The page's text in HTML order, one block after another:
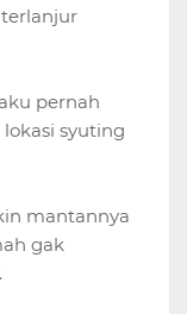
terlanjur
pernah
syuting
mantannya
gak